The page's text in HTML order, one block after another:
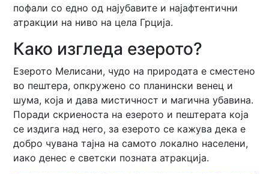
пофали со едно од најубавите и најафтентични
атракции на ниво на цела Грција.
Како изгледа езерото?
Езерото Мелисани, чудо на природата е сместено
во пештера, опкружено со планински венец и
шума, која и дава мистичност и магична убавина.
Поради скриеноста на езерото и пештерата која
се издига над него, за езерото се кажува дека е
добро чувана тајна на самото локално населени,
иако денес е светски позната атракција.